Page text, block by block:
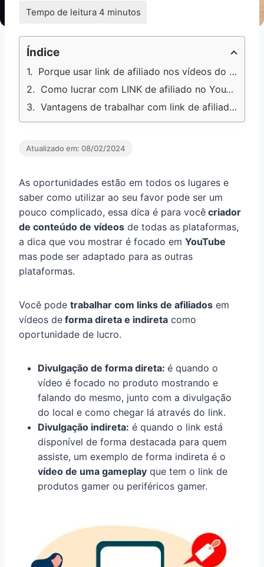
Índice
Porque usar link de afiliado nos vídeos do Youtube?
Como lucrar com LINK de afiliado no YouTube?
Vantagens de trabalhar com link de afiliado no YouTube
Atualizado em: 08/02/2024
As oportunidades estão em todos os lugares e
saber como utilizar ao seu favor pode ser um
pouco complicado, essa dica é para você criador
de conteúdo de vídeos de todas as plataformas,
a dica que vou mostrar é focado em YouTube
mas pode ser adaptado para as outras
plataformas.
Você pode trabalhar com links de afiliados em
vídeos de forma direta e indireta como
oportunidade de lucro.
Divulgação de forma direta: é quando o
vídeo é focado no produto mostrando e
falando do mesmo, junto com a divulgação
do local e como chegar lá através do link.
Divulgação indireta: é quando o link está
disponível de forma destacada para quem
assiste, um exemplo de forma indireta é o
vídeo de uma gameplay que tem o link de
produtos gamer ou periféricos gamer.